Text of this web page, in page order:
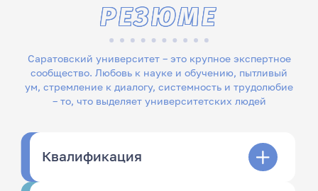
Саратовский университет – это крупное экспертное
сообщество. Любовь к науке и обучению, пытливый
ум, стремление к диалогу, системность и трудолюбие
– то, что выделяет университетских людей
РЕЗЮМЕ
Квалификация